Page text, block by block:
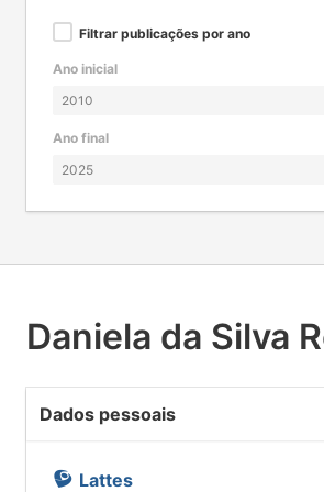
Filtrar publicações por ano
Ano inicial
Ano final
Daniela da Silva
Dados pessoais
Lattes